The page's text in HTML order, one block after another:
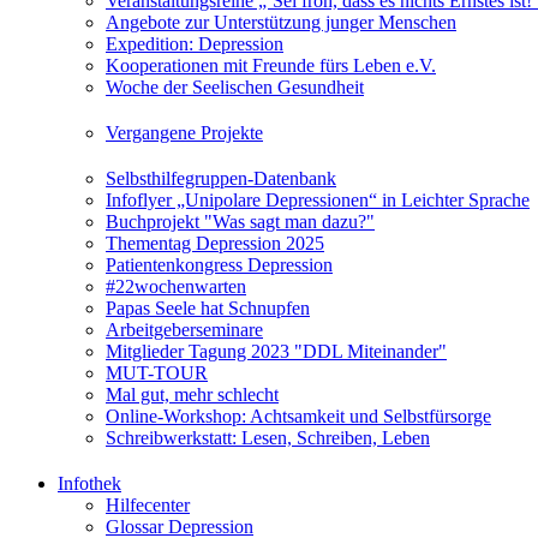
Angebote zur Unterstützung junger Menschen
Expedition: Depression
Kooperationen mit Freunde fürs Leben e.V.
Woche der Seelischen Gesundheit
Vergangene Projekte
Selbsthilfegruppen-Datenbank
Infoflyer „Unipolare Depressionen“ in Leichter Sprache
Buchprojekt "Was sagt man dazu?"
Thementag Depression 2025
Patientenkongress Depression
#22wochenwarten
Papas Seele hat Schnupfen
Arbeitgeberseminare
Mitglieder Tagung 2023 "DDL Miteinander"
MUT-TOUR
Mal gut, mehr schlecht
Online-Workshop: Achtsamkeit und Selbstfürsorge
Schreibwerkstatt: Lesen, Schreiben, Leben
Infothek
Hilfecenter
Glossar Depression